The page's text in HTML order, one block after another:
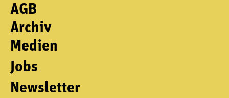
AGB
Archiv
Medien
Jobs
Newsletter